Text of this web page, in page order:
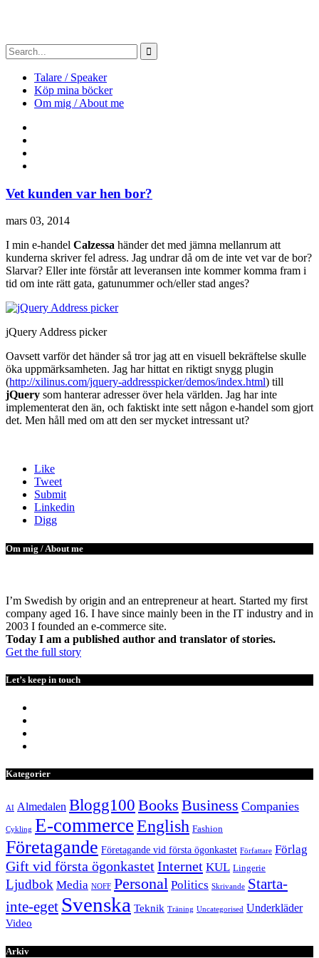
Talare / Speaker
Köp mina böcker
Om mig / About me
Vet kunden var hen bor?
mars 03, 2014
I min e-handel Calzessa händer det med jämna mellanrum att
kunderna skriver fel adress. Jag undrar då om de inte vet var de bor?
Slarvar? Eller inte förstår att leveransen inte kommer komma fram i
tid om inte rätt gata, gatunummer och/eller stad anges?
jQuery Address picker
Oavsett varför det händer så tror jag att en visuell bekräftelse skulle
öka uppmärksamheten. Jag har hittat en riktigt snygg plugin
(http://xilinus.com/jquery-addresspicker/demos/index.html) till
jQuery som hanterar adresser över hela världen. Jag har inte
implementerat den än, och faktiskt inte sett någon e-handel som gjort
det. Men håll med om att den ser mycket intressant ut?
Like
Tweet
Submit
Linkedin
Digg
Om mig / About me
I’m Swedish by origin and an entrepreneur at heart. Started my first
company aged 16. I have since mainly been in the IT industry and in
2003 I founded an e-commerce site.
Today I am a published author and translator of stories.
Get the full story
Let’s keep in touch
Kategorier
AI Almedalen Blogg100 Books Business Companies
Cykling E-commerceEnglish Fashion
Företagande Företagande vid första ögonkastet Författare Förlag
Gift vid första ögonkastetInternet KUL Lingerie
Ljudbok Media NOFF Personal Politics Skrivande Starta-
inte-eget Svenska Teknik Träning Uncategorised Underkläder
Video
Arkiv